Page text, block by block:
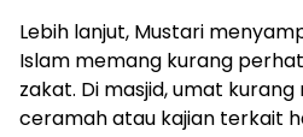
Lebih lanjut, Mustari
Islam memang kurang
zakat. Di masjid, umat
ceramah atau kajian terkait